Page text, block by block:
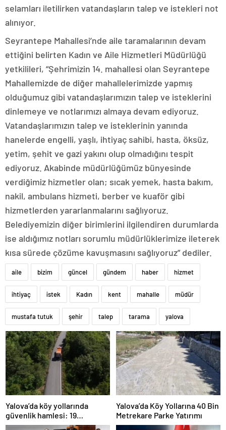
selamları iletilirken vatandaşların talep ve istekleri not
alınıyor.
Seyrantepe Mahallesi’nde aile taramalarının devam
ettiğini belirten Kadın ve Aile Hizmetleri Müdürlüğü
yetkilileri, “Şehrimizin 14. mahallesi olan Seyrantepe
Mahallemizde de diğer mahallelerimizde yapmış
olduğumuz gibi vatandaşlarımızın talep ve isteklerini
dinlemeye ve notlarımızı almaya devam ediyoruz.
Vatandaşlarımızın talep ve isteklerinin yanında
hanelerde engelli, yaşlı, ihtiyaç sahibi, hasta, öksüz,
yetim, şehit ve gazi yakını olup olmadığını tespit
ediyoruz. Akabinde müdürlüğümüz bünyesinde
verdiğimiz hizmetler olan; sıcak yemek, hasta bakım,
nakil, ambulans hizmeti, berber ve kuaför gibi
hizmetlerden yararlanmalarını sağlıyoruz.
Belediyemizin diğer birimlerini ilgilendiren durumlarda
ise aldığımız notları sorumlu müdürlüklerimize ileterek
kısa sürede çözüme kavuşmasını sağlıyoruz” dediler.
aile bizim güncel gündem haber hizmet
ihtiyaç istek Kadın kent mahalle müdür
mustafa tutuk şehir talep tarama yalova
Yalova’da köy yollarında
güvenlik hamlesi: 19
kilometrelik çalışma hedefi
Yalova’da Köy Yollarına 40 Bin
Metrekare Parke Yatırımı